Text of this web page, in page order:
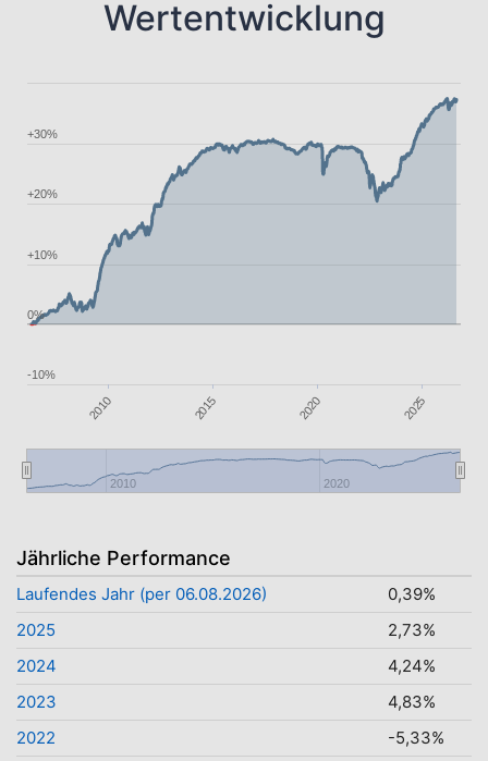
Wertentwicklung
2010 2015 2020 2025
2010 2020
-10%
0%
+10%
+20%
+30%
Jährliche Performance
Laufendes Jahr (per 06.08.2026)
0,39%
2025
2,73%
2024
4,24%
2023
4,83%
2022
-5,33%